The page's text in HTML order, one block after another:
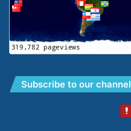
Subscribe to our channel